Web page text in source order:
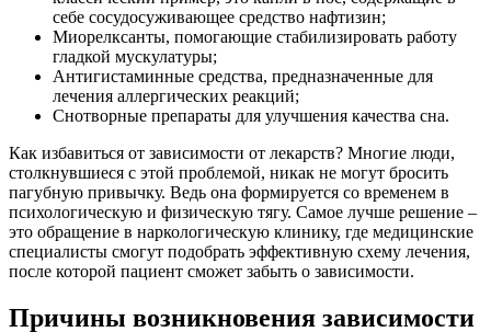
себе сосудосуживающее средство нафтизин;
Миорелксанты, помогающие стабилизировать работу
гладкой мускулатуры;
Антигистаминные средства, предназначенные для
лечения аллергических реакций;
Снотворные препараты для улучшения качества сна.
Как избавиться от зависимости от лекарств? Многие люди,
столкнувшиеся с этой проблемой, никак не могут бросить
пагубную привычку. Ведь она формируется со временем в
психологическую и физическую тягу. Самое лучше решение –
это обращение в наркологическую клинику, где медицинские
специалисты смогут подобрать эффективную схему лечения,
после которой пациент сможет забыть о зависимости.
Причины возникновения зависимости